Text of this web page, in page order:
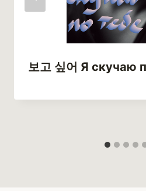
보고 싶어 Я скучаю